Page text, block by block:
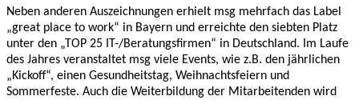
Neben anderen Auszeichnungen erhielt msg mehrfach das Label
„great place to work“ in Bayern und erreichte den siebten Platz
unter den „TOP 25 IT-/Beratungsfirmen“ in Deutschland. Im Laufe
des Jahres veranstaltet msg viele Events, wie z.B. den jährlichen
„Kickoff“, einen Gesundheitstag, Weihnachtsfeiern und
Sommerfeste. Auch die Weiterbildung der Mitarbeitenden wird